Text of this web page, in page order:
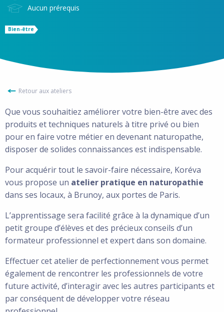
Aucun prérequis
Bien-être
Retour aux ateliers
Que vous souhaitiez améliorer votre bien-être avec des
produits et techniques naturels à titre privé ou bien
pour en faire votre métier en devenant naturopathe,
disposer de solides connaissances est indispensable.
Pour acquérir tout le savoir-faire nécessaire, Koréva
vous propose un atelier pratique en naturopathie
dans ses locaux, à Brunoy, aux portes de Paris.
L’apprentissage sera facilité grâce à la dynamique d’un
petit groupe d’élèves et des précieux conseils d’un
formateur professionnel et expert dans son domaine.
Effectuer cet atelier de perfectionnement vous permet
également de rencontrer les professionnels de votre
future activité, d’interagir avec les autres participants et
par conséquent de développer votre réseau